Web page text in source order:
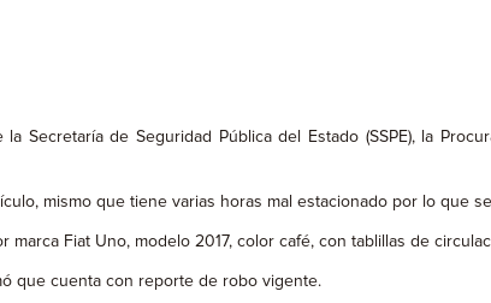
Secretaría de Seguridad Pública del Estado (SSPE), la
mismo que tiene varias horas mal estacionado por lo que
Fiat Uno, modelo 2017, color café, con tablillas de
que cuenta con reporte de robo vigente.